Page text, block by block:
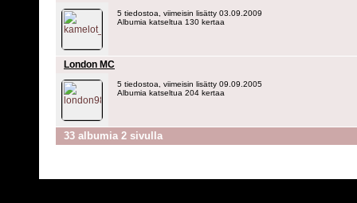
5 tiedostoa, viimeisin lisätty 03.09.2009
Albumia katseltua 130 kertaa
London MC
5 tiedostoa, viimeisin lisätty 09.09.2005
Albumia katseltua 204 kertaa
33 albumia 2 sivulla